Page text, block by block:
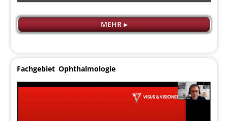
MEHR ▸
Fachgebiet Ophthalmologie